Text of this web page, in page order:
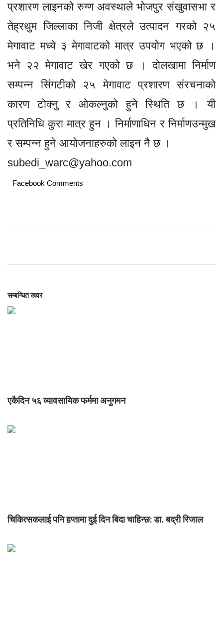
प्रशारण लाइनको रुग्ण अवस्थाले भोजपुर संखुवासभा र
तेह्रथुम जिल्लाका निजी क्षेत्रले उत्पादन गरको २५
मेगावाट मध्ये ३ मेगावाटको मात्र उपयोग भएको छ ।
भने २२ मेगावाट खेर गएको छ । दोलखामा निर्माण
सम्पन्न सिंगटीको २५ मेगावाट प्रशारण संरचनाको
कारण टोक्नु र ओकल्नुको हुने स्थिति छ । यी
प्रतिनिधि कुरा मात्र हुन । निर्माणाधिन र निर्माणउन्मुख
र सम्पन्न हुने आयोजनाहरुको लाइन नै छ ।
subedi_warc@yahoo.com
Facebook Comments
सम्बन्धित खवर
एकैदिन ५६ व्यावसायिक फर्ममा अनुगमन
चिकित्सकलाई पनि हप्तामा दुई दिन बिदा चाहिन्छ: डा. बद्री रिजाल